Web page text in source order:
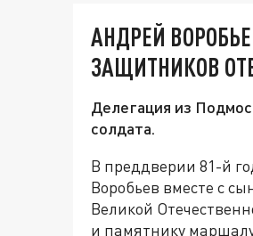
АНДРЕЙ
ЗАЩИТНИКОВ
Делегация из
солдата.
В преддверии 81-й
Воробьев вместе с
Великой
и памятнику